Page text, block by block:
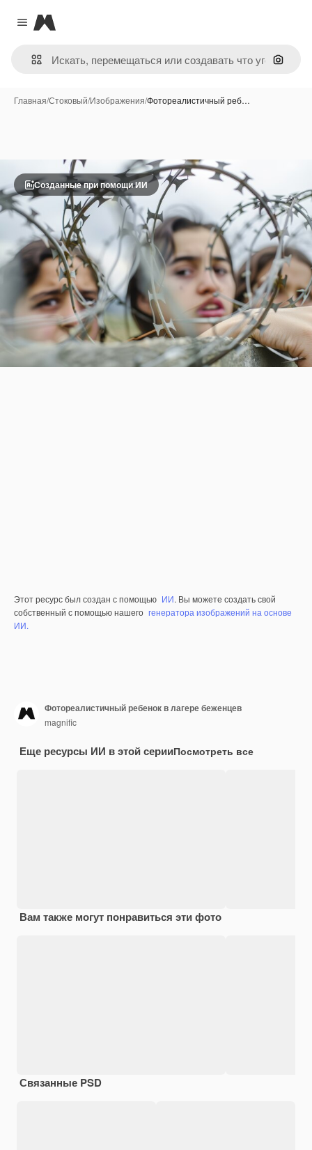
Close menu
Magnific
Поиск
Главная/Стоковый/Изображения/Фотореалистичный реб…
Созданные при помощи ИИ
Этот ресурс был создан с помощью ИИ. Вы можете создать свой
собственный с помощью нашего генератора изображений на основе
ИИ.
Фотореалистичный ребенок в лагере беженцев
magnific
Еще ресурсы ИИ в этой серииПосмотреть все
Вам также могут понравиться эти фото
Связанные PSD